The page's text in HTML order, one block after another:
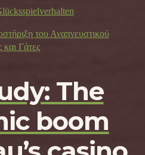
του Αναπνευστικού
Γάτες
The
boom